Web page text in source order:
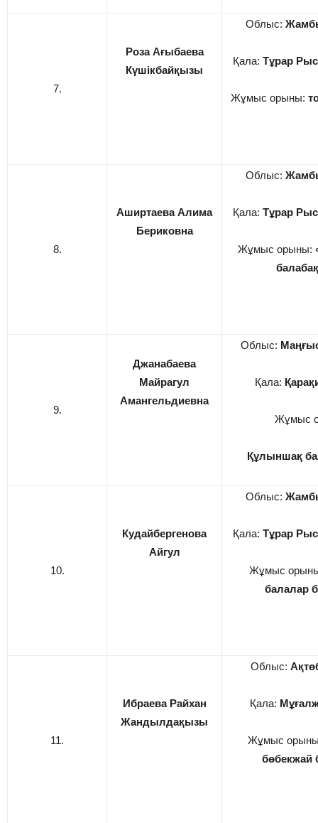
7.
Роза Ағыбаева
Күшікбайқызы
Облыс:
Қала: Тұрар
Жұмыс орыны:
8.
Аширтаева Алима
Бериковна
Облыс:
Қала: Тұрар
Жұмыс орыны:
9.
Джанабаева
Майрагул
Амангельдиевна
Облыс:
Қала:
Жұмыс
Құлыншақ
10.
Кудайбергенова
Айгул
Облыс:
Қала: Тұрар
Жұмыс
балалар
11.
Ибраева Райхан
Жандылдақызы
Облыс:
Қала:
Жұмыс
бөбекжай